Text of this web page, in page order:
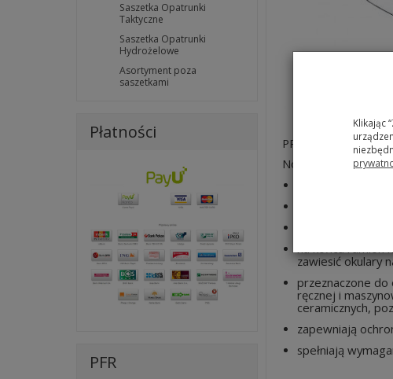
Nowoczesne,
na końcu ramion
zawiesić okulary
przeznaczone do
ręcznej i
ceramicznych,
zapewniają
spełniają
Saszetka Opatrunki
Taktyczne
Saszetka Opatrunki
Hydrożelowe
Asortyment poza
saszetkami
Płatności
PFR
Klikając